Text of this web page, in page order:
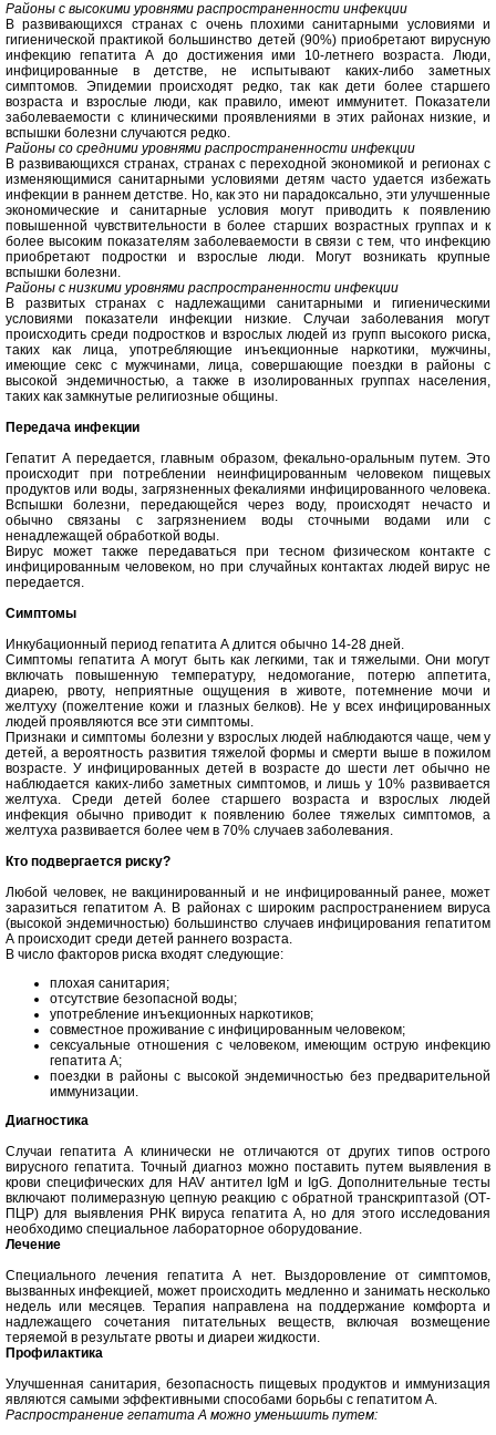
Районы с высокими уровнями распространенности инфекции
В развивающихся странах с очень плохими санитарными условиями и
гигиенической практикой большинство детей (90%) приобретают вирусную
инфекцию гепатита А до достижения ими 10-летнего возраста. Люди,
инфицированные в детстве, не испытывают каких-либо заметных
симптомов. Эпидемии происходят редко, так как дети более старшего
возраста и взрослые люди, как правило, имеют иммунитет. Показатели
заболеваемости с клиническими проявлениями в этих районах низкие, и
вспышки болезни случаются редко.
Районы со средними уровнями распространенности инфекции
В развивающихся странах, странах с переходной экономикой и регионах с
изменяющимися санитарными условиями детям часто удается избежать
инфекции в раннем детстве. Но, как это ни парадоксально, эти улучшенные
экономические и санитарные условия могут приводить к появлению
повышенной чувствительности в более старших возрастных группах и к
более высоким показателям заболеваемости в связи с тем, что инфекцию
приобретают подростки и взрослые люди. Могут возникать крупные
вспышки болезни.
Районы с низкими уровнями распространенности инфекции
В развитых странах с надлежащими санитарными и гигиеническими
условиями показатели инфекции низкие. Случаи заболевания могут
происходить среди подростков и взрослых людей из групп высокого риска,
таких как лица, употребляющие инъекционные наркотики, мужчины,
имеющие секс с мужчинами, лица, совершающие поездки в районы с
высокой эндемичностью, а также в изолированных группах населения,
таких как замкнутые религиозные общины.
Передача инфекции
Гепатит А передается, главным образом, фекально-оральным путем. Это
происходит при потреблении неинфицированным человеком пищевых
продуктов или воды, загрязненных фекалиями инфицированного человека.
Вспышки болезни, передающейся через воду, происходят нечасто и
обычно связаны с загрязнением воды сточными водами или с
ненадлежащей обработкой воды.
Вирус может также передаваться при тесном физическом контакте с
инфицированным человеком, но при случайных контактах людей вирус не
передается.
Симптомы
Инкубационный период гепатита А длится обычно 14-28 дней.
Симптомы гепатита А могут быть как легкими, так и тяжелыми. Они могут
включать повышенную температуру, недомогание, потерю аппетита,
диарею, рвоту, неприятные ощущения в животе, потемнение мочи и
желтуху (пожелтение кожи и глазных белков). Не у всех инфицированных
людей проявляются все эти симптомы.
Признаки и симптомы болезни у взрослых людей наблюдаются чаще, чем у
детей, а вероятность развития тяжелой формы и смерти выше в пожилом
возрасте. У инфицированных детей в возрасте до шести лет обычно не
наблюдается каких-либо заметных симптомов, и лишь у 10% развивается
желтуха. Среди детей более старшего возраста и взрослых людей
инфекция обычно приводит к появлению более тяжелых симптомов, а
желтуха развивается более чем в 70% случаев заболевания.
Кто подвергается риску?
Любой человек, не вакцинированный и не инфицированный ранее, может
заразиться гепатитом А. В районах с широким распространением вируса
(высокой эндемичностью) большинство случаев инфицирования гепатитом
А происходит среди детей раннего возраста.
В число факторов риска входят следующие:
плохая санитария;
отсутствие безопасной воды;
употребление инъекционных наркотиков;
совместное проживание с инфицированным человеком;
сексуальные отношения с человеком, имеющим острую инфекцию
гепатита А;
поездки в районы с высокой эндемичностью без предварительной
иммунизации.
Диагностика
Случаи гепатита А клинически не отличаются от других типов острого
вирусного гепатита. Точный диагноз можно поставить путем выявления в
крови специфических для HAV антител IgM и IgG. Дополнительные тесты
включают полимеразную цепную реакцию с обратной транскриптазой (ОТ-
ПЦР) для выявления РНК вируса гепатита А, но для этого исследования
необходимо специальное лабораторное оборудование.
Лечение
Специального лечения гепатита А нет. Выздоровление от симптомов,
вызванных инфекцией, может происходить медленно и занимать несколько
недель или месяцев. Терапия направлена на поддержание комфорта и
надлежащего сочетания питательных веществ, включая возмещение
теряемой в результате рвоты и диареи жидкости.
Профилактика
Улучшенная санитария, безопасность пищевых продуктов и иммунизация
являются самыми эффективными способами борьбы с гепатитом А.
Распространение гепатита А можно уменьшить путем: